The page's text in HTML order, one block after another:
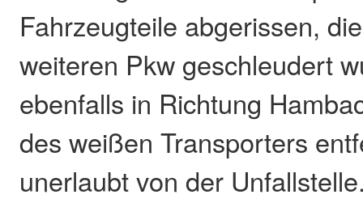
Fahrzeugteile abgerissen,
weiteren Pkw geschleudert
ebenfalls in Richtung
des weißen Transporters
unerlaubt von der